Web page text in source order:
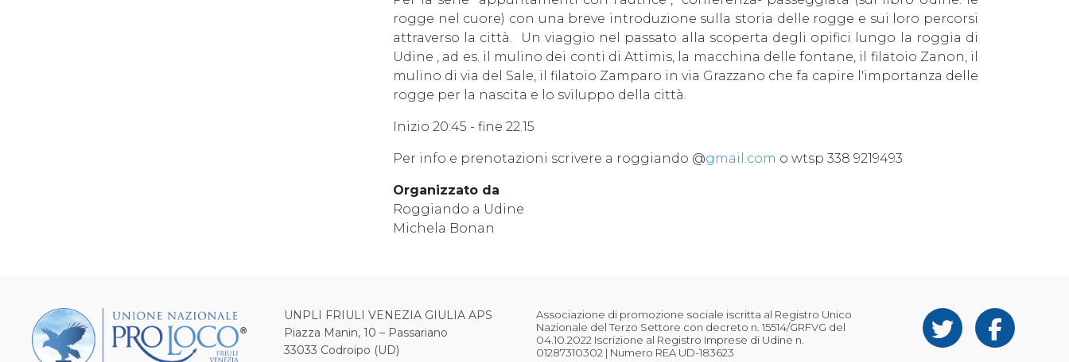
rogge nel cuore) con una breve introduzione sulla storia delle rogge e sui loro percorsi
attraverso la città. Un viaggio nel passato alla scoperta degli opifici lungo la roggia di
Udine , ad es. il mulino dei conti di Attimis, la macchina delle fontane, il filatoio Zanon, il
mulino di via del Sale, il filatoio Zamparo in via Grazzano che fa capire l'importanza delle
rogge per la nascita e lo sviluppo della città.
Inizio 20:45 - fine 22.15
Per info e prenotazioni scrivere a roggiando @gmail.com o wtsp 338 9219493
Organizzato da
Roggiando a Udine
Michela Bonan
UNPLI FRIULI VENEZIA GIULIA APS
Piazza Manin, 10 – Passariano
33033 Codroipo (UD)
Associazione di promozione sociale iscritta al Registro Unico
Nazionale del Terzo Settore con decreto n. 15514/GRFVG del
04.10.2022 Iscrizione al Registro Imprese di Udine n.
01287310302 | Numero REA UD-183623